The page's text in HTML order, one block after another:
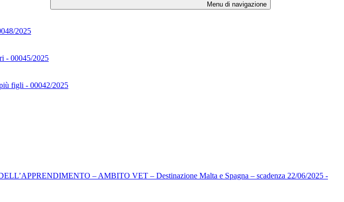
Menu di navigazione
2025
- 00045/2025
figli - 00042/2025
– AMBITO VET – Destinazione Malta e Spagna – scadenza 22/06/2025 -